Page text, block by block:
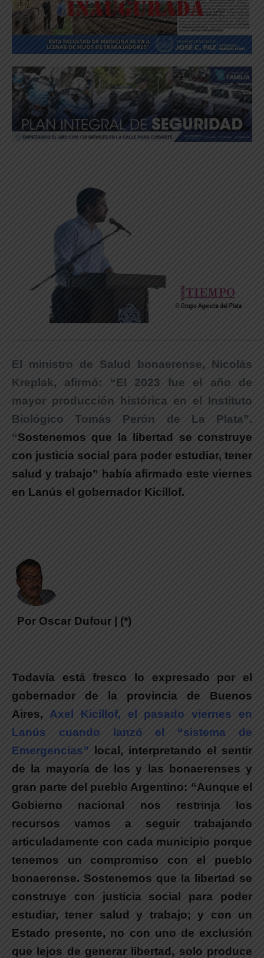
El ministro de Salud bonaerense, Nicolás
Kreplak, afirmó: “El 2023 fue el año de
mayor producción histórica en el Instituto
Biológico Tomás Perón de
La Plata”.
“Sostenemos que la libertad se construye
con justicia social para poder estudiar, tener
salud y trabajo” había afirmado este viernes
en Lanús el gobernador Kicillof.
Por Oscar Dufour | (*)
Todavía está fresco lo expresado por el
gobernador de la provincia de Buenos
Aires, Axel Kicillof, el pasado viernes en
Lanús cuando lanzó el “sistema de
Emergencias” local, interpretando el sentir
de la mayoría de los y las bonaerenses y
gran parte del pueblo Argentino: “Aunque el
Gobierno nacional nos restrinja los
recursos vamos a seguir trabajando
articuladamente con cada municipio porque
tenemos un compromiso con el pueblo
bonaerense. Sostenemos que la libertad se
construye con justicia social para poder
estudiar, tener salud y trabajo; y con un
Estado presente, no con uno de exclusión
que lejos de generar libertad, solo produce